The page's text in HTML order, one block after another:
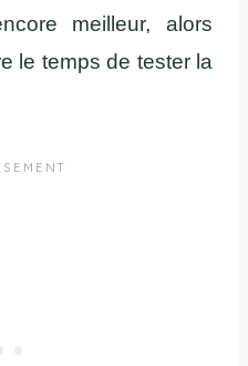
meilleur, alors
le temps de tester la